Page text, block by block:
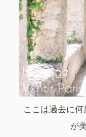
ここは過去に
が